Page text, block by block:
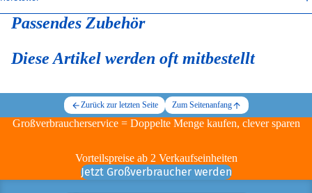
Passendes Zubehör
Diese Artikel werden oft mitbestellt
Zurück zur letzten Seite Zum Seitenanfang
Großverbraucherservice = Doppelte Menge kaufen, clever sparen
Vorteilspreise ab 2 Verkaufseinheiten
Jetzt Großverbraucher werden